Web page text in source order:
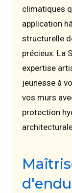
climatiques
application
structurelle
précieux. La
expertise
jeunesse à
vos murs
protection